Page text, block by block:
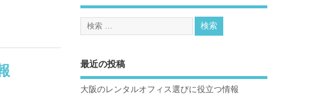
最近の投稿
大阪のレンタルオフィス選びに役立つ情報